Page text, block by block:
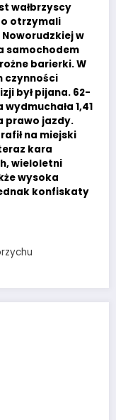
wałbrzyscy
otrzymali
w
samochodem
barierki. W
czynności
był pijana. 62-
1,41
prawo jazdy.
na miejski
kara
wieloletni
wysoka
konfiskaty